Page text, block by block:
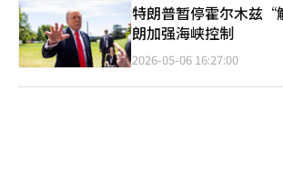
特朗普暂停霍尔木兹
朗加强海峡控制
2026-05-06 16:27:00